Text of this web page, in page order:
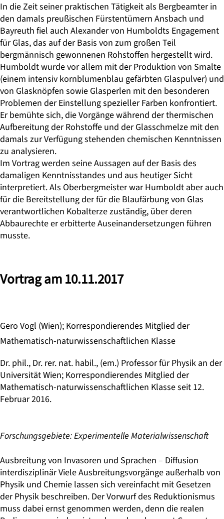
In die Zeit seiner praktischen Tätigkeit als Bergbeamter in
den damals preußischen Fürstentümern Ansbach und
Bayreuth fiel auch Alexander von Humboldts Engagement
für Glas, das auf der Basis von zum großen Teil
bergmännisch gewonnenen Rohstoffen hergestellt wird.
Humboldt wurde vor allem mit der Produktion von Smalte
(einem intensiv kornblumenblau gefärbten Glaspulver) und
von Glasknöpfen sowie Glasperlen mit den besonderen
Problemen der Einstellung spezieller Farben konfrontiert.
Er bemühte sich, die Vorgänge während der thermischen
Aufbereitung der Rohstoffe und der Glasschmelze mit den
damals zur Verfügung stehenden chemischen Kenntnissen
zu analysieren.
Im Vortrag werden seine Aussagen auf der Basis des
damaligen Kenntnisstandes und aus heutiger Sicht
interpretiert. Als Oberbergmeister war Humboldt aber auch
für die Bereitstellung der für die Blaufärbung von Glas
verantwortlichen Kobalterze zuständig, über deren
Abbaurechte er erbitterte Auseinandersetzungen führen
musste.
Vortrag am 10.11.2017
Gero Vogl (Wien); Korrespondierendes Mitglied der
Mathematisch-naturwissenschaftlichen Klasse
Dr. phil., Dr. rer. nat. habil., (em.) Professor für Physik an der
Universität Wien; Korrespondierendes Mitglied der
Mathematisch-naturwissenschaftlichen Klasse seit 12.
Februar 2016.
Forschungsgebiete: Experimentelle Materialwissenschaft
Ausbreitung von Invasoren und Sprachen – Diffusion
interdisziplinär Viele Ausbreitungsvorgänge außerhalb von
Physik und Chemie lassen sich vereinfacht mit Gesetzen
der Physik beschreiben. Der Vorwurf des Reduktionismus
muss dabei ernst genommen werden, denn die realen